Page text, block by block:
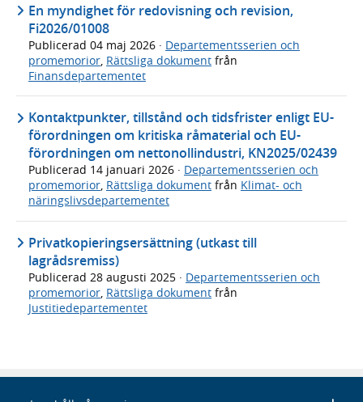
En myndighet för redovisning och revision,
Fi2026/01008
Publicerad 04 maj 2026 · Departementsserien och
promemorior Rättsliga dokument från
Finansdepartementet
Kontaktpunkter, tillstånd och tidsfrister enligt EU-
förordningen om kritiska råmaterial och EU-
förordningen om nettonollindustri, KN2025/02439
Publicerad 14 januari 2026 · Departementsserien och
promemorior, Rättsliga dokument från Klimat- och
näringslivsdepartementet
Privatkopieringsersättning (utkast till
lagrådsremiss)
Publicerad 28 augusti 2025 · Departementsserien och
promemorior, Rättsliga dokument från
Justitiedepartementet